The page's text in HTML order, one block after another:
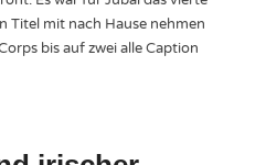
Titel mit nach Hause nehmen
bis auf zwei alle Caption